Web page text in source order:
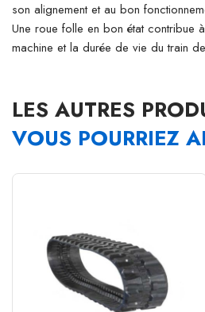
son alignement et au bon
Une roue folle en bon état contribue
machine et la durée de vie du train
LES AUTRES
VOUS POURRIEZ